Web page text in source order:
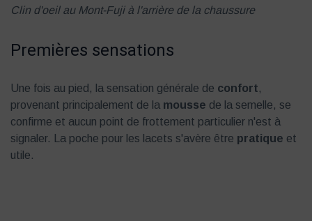
Clin d'oeil au Mont-Fuji à l'arrière de la chaussure
Premières sensations
Une fois au pied, la sensation générale de confort,
provenant principalement de la mousse de la semelle, se
confirme et aucun point de frottement particulier n'est à
signaler. La poche pour les lacets s'avère être pratique et
utile.